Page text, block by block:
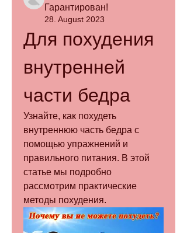
Гарантирован!
28. August 2023
Для похудения
внутренней
части бедра
Узнайте, как похудеть
внутреннюю часть бедра с
помощью упражнений и
правильного питания. В этой
статье мы подробно
рассмотрим практические
методы похудения.